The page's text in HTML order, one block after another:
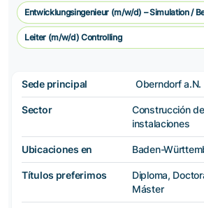
Entwicklungsingenieur (m/w/d) – Simulation /
Leiter (m/w/d) Controlling
Sede principal Oberndorf a.N.
Sector
Construcción
instalaciones
Ubicaciones en Baden-
Títulos preferimos
Diploma,
Máster